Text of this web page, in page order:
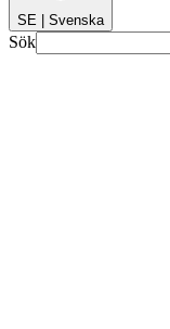
SE | Svenska
Sök